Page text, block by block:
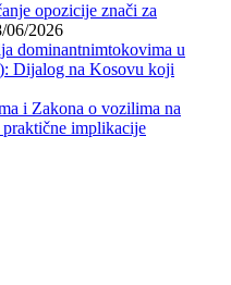
opozicije znači za
06/2026
dominantnimtokovima u
Dijalog na Kosovu koji
i Zakona o vozilima na
implikacije